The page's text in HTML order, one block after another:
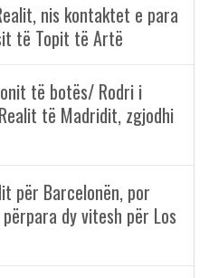
nis kontaktet e para
të Topit të Artë
të botës/ Rodri i
të Madridit, zgjodhi
për Barcelonën, por
dy vitesh për Los